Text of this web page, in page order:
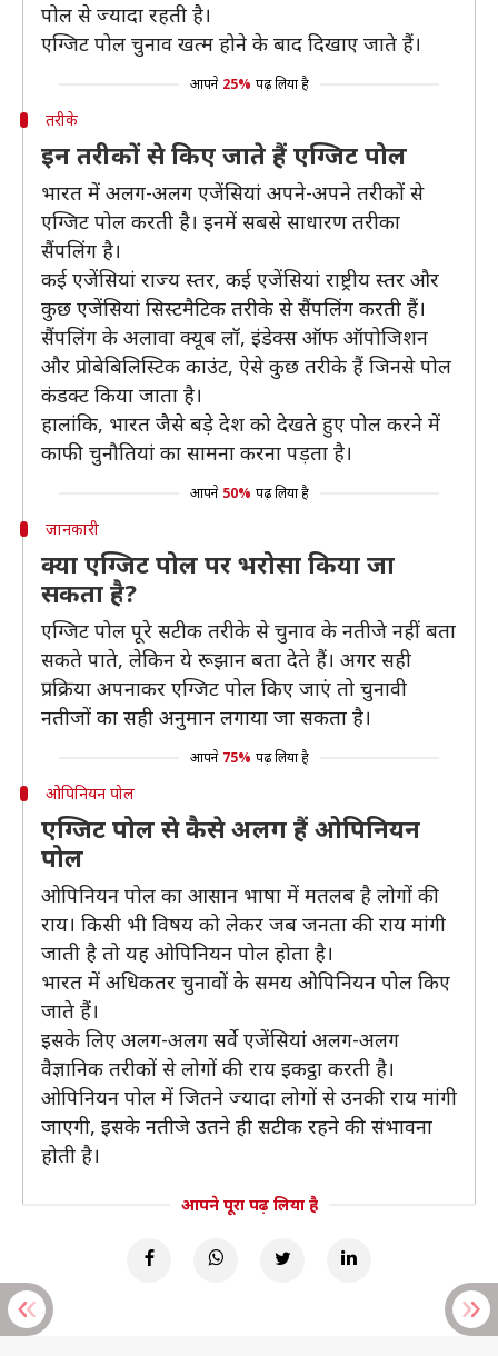
पोल से ज्यादा रहती है।
एग्जिट पोल चुनाव खत्म होने के बाद दिखाए जाते हैं।
आपने 25% पढ़ लिया है
तरीके
इन तरीकों से किए जाते हैं एग्जिट पोल
भारत में अलग-अलग एजेंसियां अपने-अपने तरीकों से
एग्जिट पोल करती है। इनमें सबसे साधारण तरीका
सैंपलिंग है।
कई एजेंसियां राज्य स्तर, कई एजेंसियां राष्ट्रीय स्तर और
कुछ एजेंसियां सिस्टमैटिक तरीके से सैंपलिंग करती हैं।
सैंपलिंग के अलावा क्यूब लॉ, इंडेक्स ऑफ ऑपोजिशन
और प्रोबेबिलिस्टिक काउंट, ऐसे कुछ तरीके हैं जिनसे पोल
कंडक्ट किया जाता है।
हालांकि, भारत जैसे बड़े देश को देखते हुए पोल करने में
काफी चुनौतियां का सामना करना पड़ता है।
आपने 50% पढ़ लिया है
जानकारी
क्या एग्जिट पोल पर भरोसा किया जा
सकता है?
एग्जिट पोल पूरे सटीक तरीके से चुनाव के नतीजे नहीं बता
सकते पाते, लेकिन ये रूझान बता देते हैं। अगर सही
प्रक्रिया अपनाकर एग्जिट पोल किए जाएं तो चुनावी
नतीजों का सही अनुमान लगाया जा सकता है।
आपने 75% पढ़ लिया है
ओपिनियन पोल
एग्जिट पोल से कैसे अलग हैं ओपिनियन
पोल
ओपिनियन पोल का आसान भाषा में मतलब है लोगों की
राय। किसी भी विषय को लेकर जब जनता की राय मांगी
जाती है तो यह ओपिनियन पोल होता है।
भारत में अधिकतर चुनावों के समय ओपिनियन पोल किए
जाते हैं।
इसके लिए अलग-अलग सर्वे एजेंसियां अलग-अलग
वैज्ञानिक तरीकों से लोगों की राय इकट्ठा करती है।
ओपिनियन पोल में जितने ज्यादा लोगों से उनकी राय मांगी
जाएगी, इसके नतीजे उतने ही सटीक रहने की संभावना
होती है।
आपने पूरा पढ़ लिया है